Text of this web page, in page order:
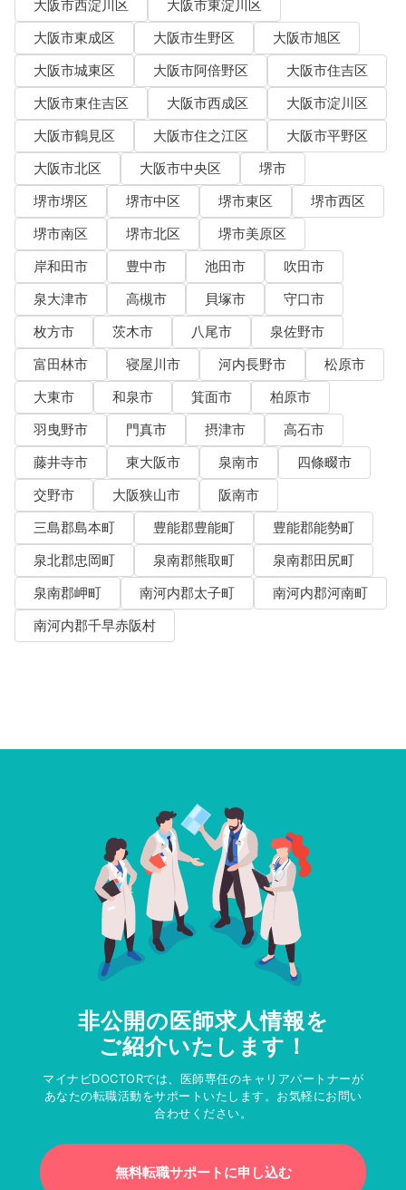
大阪市西淀川区
大阪市東淀川区
大阪市東成区
大阪市生野区
大阪市旭区
大阪市城東区
大阪市阿倍野区
大阪市住吉区
大阪市東住吉区
大阪市西成区
大阪市淀川区
大阪市鶴見区
大阪市住之江区
大阪市平野区
大阪市北区
大阪市中央区
堺市
堺市堺区
堺市中区 堺市東区
堺市西区
堺市南区
堺市北区
堺市美原区
岸和田市
豊中市 池田市
吹田市
泉大津市
高槻市 貝塚市
守口市
枚方市
茨木市 八尾市
泉佐野市
富田林市
寝屋川市 河内長野市
松原市
大東市
和泉市 箕面市
柏原市
羽曳野市
門真市 摂津市
高石市
藤井寺市
東大阪市 泉南市
四條畷市
交野市
大阪狭山市
阪南市
三島郡島本町
豊能郡豊能町
豊能郡能勢町
泉北郡忠岡町
泉南郡熊取町
泉南郡田尻町
泉南郡岬町
南河内郡太子町
南河内郡河南町
南河内郡千早赤阪村
非公開の医師求人情報を
ご紹介いたします！
マイナビDOCTORでは、医師専任のキャリアパートナーが
あなたの転職活動をサポートいたします。お気軽にお問い
合わせください。
無料転職サポートに申し込む